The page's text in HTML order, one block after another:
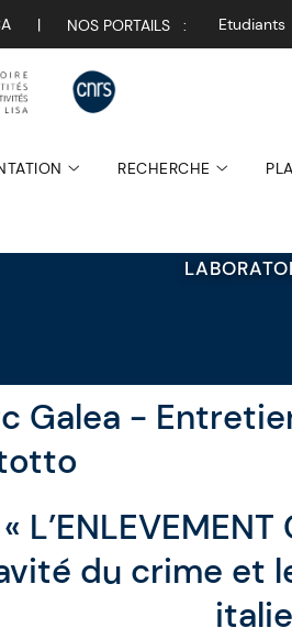
| NOS PORTAILS : Etudiants
RECHERCHE
Galea -
«
du crime et